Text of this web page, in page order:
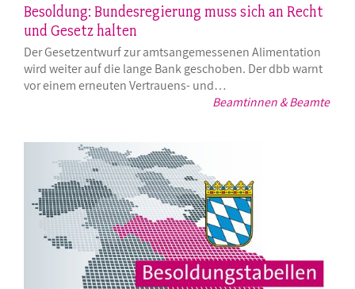
Beamtinnen & Beamte
Besoldung: Bundesregierung muss sich an Recht
und Gesetz halten
Der Gesetzentwurf zur amtsangemessenen Alimentation
wird weiter auf die lange Bank geschoben. Der dbb warnt
vor einem erneuten Vertrauens- und…